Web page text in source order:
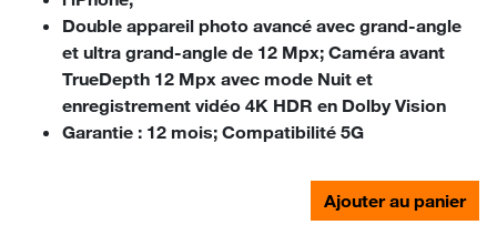
Double appareil photo avancé avec grand-angle
et ultra grand-angle de 12 Mpx; Caméra avant
TrueDepth 12 Mpx avec mode Nuit et
enregistrement vidéo 4K HDR en Dolby Vision
Garantie : 12 mois; Compatibilité 5G
Ajouter au panier